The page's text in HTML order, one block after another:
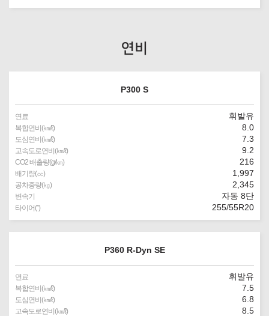
연비
P300 S
연료 휘발유
복합연비(㎞/ℓ) 8.0
도심연비(㎞/ℓ) 7.3
고속도로연비(㎞/ℓ) 9.2
CO2 배출량(g/㎞) 216
배기량(㏄) 1,997
공차중량(㎏) 2,345
변속기 자동 8단
타이어(″) 255/55R20
P360 R-Dyn SE
연료 휘발유
복합연비(㎞/ℓ) 7.5
도심연비(㎞/ℓ) 6.8
고속도로연비(㎞/ℓ) 8.5